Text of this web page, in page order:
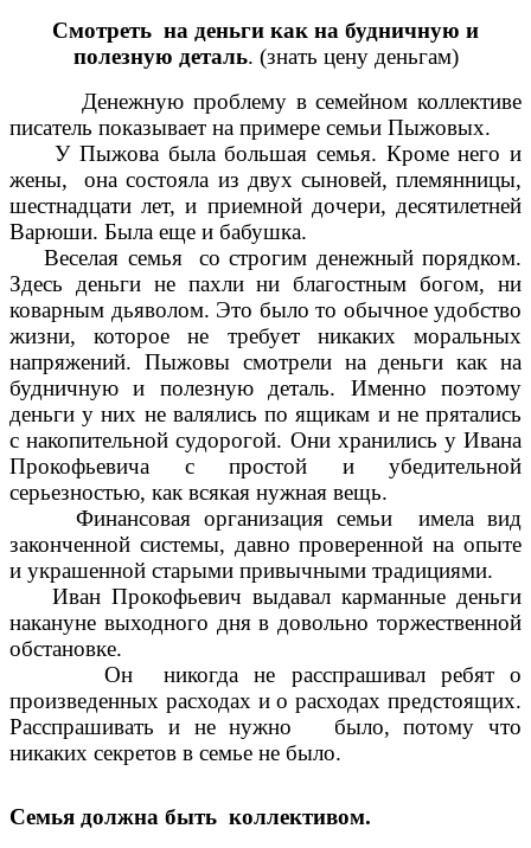
Смотреть на деньги как на будничную и
полезную деталь. (знать цену деньгам)
Денежную проблему в семейном коллективе
писатель показывает на примере семьи Пыжовых.
У Пыжова была большая семья. Кроме него и
жены, она состояла из двух сыновей, племянницы,
шестнадцати лет, и приемной дочери, десятилетней
Варюши. Была еще и бабушка.
Веселая семья со строгим денежный порядком.
Здесь деньги не пахли ни благостным богом, ни
коварным дьяволом. Это было то обычное удобство
жизни, которое не требует никаких моральных
напряжений. Пыжовы смотрели на деньги как на
будничную и полезную деталь. Именно поэтому
деньги у них не валялись по ящикам и не прятались
с накопительной судорогой. Они хранились у Ивана
Прокофьевича с простой и убедительной
серьезностью, как всякая нужная вещь.
Финансовая организация семьи имела вид
законченной системы, давно проверенной на опыте
и украшенной старыми привычными традициями.
Иван Прокофьевич выдавал карманные деньги
накануне выходного дня в довольно торжественной
обстановке.
Он никогда не расспрашивал ребят о
произведенных расходах и о расходах предстоящих.
Расспрашивать и не нужно было, потому что
никаких секретов в семье не было.
Семья должна быть коллективом.